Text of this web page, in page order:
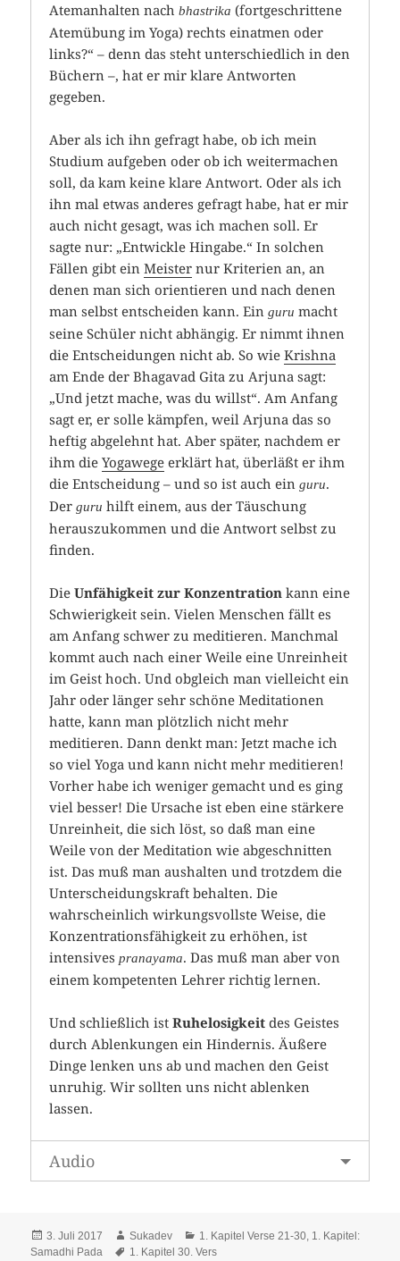
Atemanhalten nachbhastrika (fortgeschrittene
Atemübung im Yoga) rechts einatmen oder
links?“ – denn das steht unterschiedlich in den
Büchern –, hat er mir klare Antworten
gegeben.
Aber als ich ihn gefragt habe, ob ich mein
Studium aufgeben oder ob ich weitermachen
soll, da kam keine klare Antwort. Oder als ich
ihn mal etwas anderes gefragt habe, hat er mir
auch nicht gesagt, was ich machen soll. Er
sagte nur: „Entwickle Hingabe.“ In solchen
Fällen gibt einMeister nur Kriterien an, an
denen man sich orientieren und nach denen
man selbst entscheiden kann. Einguru macht
seine Schüler nicht abhängig. Er nimmt ihnen
die Entscheidungen nicht ab. So wieKrishna
am Ende der Bhagavad Gita zu Arjuna sagt:
„Und jetzt mache, was du willst“. Am Anfang
sagt er, er solle kämpfen, weil Arjuna das so
heftig abgelehnt hat. Aber später, nachdem er
ihm dieYogawege erklärt hat, überläßt er ihm
die Entscheidung – und so ist auch einguru.
Derguru hilft einem, aus der Täuschung
herauszukommen und die Antwort selbst zu
finden.
DieUnfähigkeit zur Konzentration kann eine
Schwierigkeit sein. Vielen Menschen fällt es
am Anfang schwer zu meditieren. Manchmal
kommt auch nach einer Weile eine Unreinheit
im Geist hoch. Und obgleich man vielleicht ein
Jahr oder länger sehr schöne Meditationen
hatte, kann man plötzlich nicht mehr
meditieren. Dann denkt man: Jetzt mache ich
so viel Yoga und kann nicht mehr meditieren!
Vorher habe ich weniger gemacht und es ging
viel besser! Die Ursache ist eben eine stärkere
Unreinheit, die sich löst, so daß man eine
Weile von der Meditation wie abgeschnitten
ist. Das muß man aushalten und trotzdem die
Unterscheidungskraft behalten. Die
wahrscheinlich wirkungsvollste Weise, die
Konzentrationsfähigkeit zu erhöhen, ist
intensivespranayama. Das muß man aber von
einem kompetenten Lehrer richtig lernen.
Und schließlich istRuhelosigkeit des Geistes
durch Ablenkungen ein Hindernis. Äußere
Dinge lenken uns ab und machen den Geist
unruhig. Wir sollten uns nicht ablenken
lassen.
Audio
Veröffentlicht
am
3. Juli 2017 Autor
Sukadev Kategorien
1. Kapitel Verse 21-30, 1. Kapitel:
Samadhi Pada
Schlagwörter
1. Kapitel 30. Vers